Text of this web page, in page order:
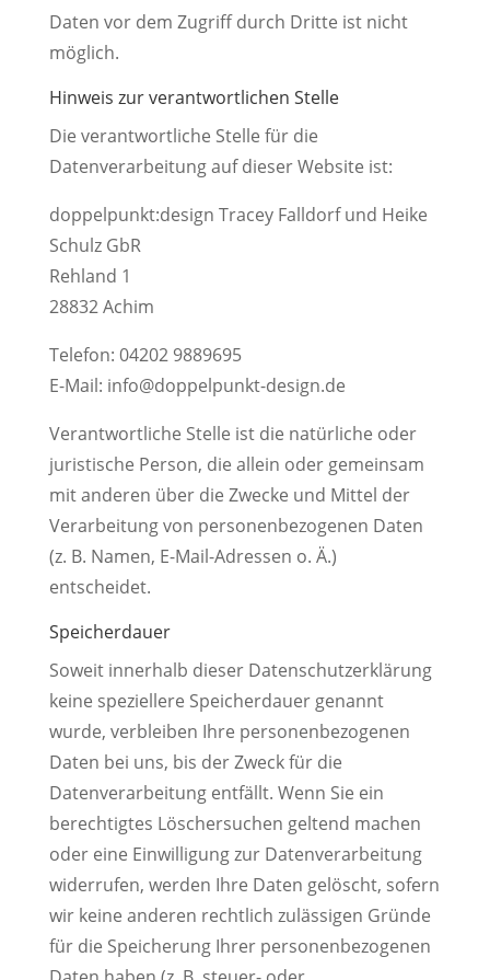
Daten vor dem Zugriff durch Dritte ist nicht
möglich.
Hinweis zur verantwortlichen Stelle
Die verantwortliche Stelle für die
Datenverarbeitung auf dieser Website ist:
doppelpunkt:design Tracey Falldorf und Heike
Schulz GbR
Rehland 1
28832 Achim
Telefon: 04202 9889695
E-Mail: info@doppelpunkt-design.de
Verantwortliche Stelle ist die natürliche oder
juristische Person, die allein oder gemeinsam
mit anderen über die Zwecke und Mittel der
Verarbeitung von personenbezogenen Daten
(z. B. Namen, E-Mail-Adressen o. Ä.)
entscheidet.
Speicherdauer
Soweit innerhalb dieser Datenschutzerklärung
keine speziellere Speicherdauer genannt
wurde, verbleiben Ihre personenbezogenen
Daten bei uns, bis der Zweck für die
Datenverarbeitung entfällt. Wenn Sie ein
berechtigtes Löschersuchen geltend machen
oder eine Einwilligung zur Datenverarbeitung
widerrufen, werden Ihre Daten gelöscht, sofern
wir keine anderen rechtlich zulässigen Gründe
für die Speicherung Ihrer personenbezogenen